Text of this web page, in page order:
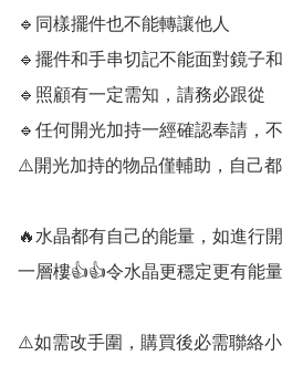
🔹️同樣擺件也不能轉讓他人
🔹️擺件和手串切記不能面對鏡子
🔹️照顧有一定需知，請務必跟從
🔹️任何開光加持一經確認奉請，
⚠️開光加持的物品僅輔助，自己
🔥水晶都有自己的能量，如進行
一層樓👍👍令水晶更穩定更有能量
⚠️如需改手圍，購買後必需聯絡